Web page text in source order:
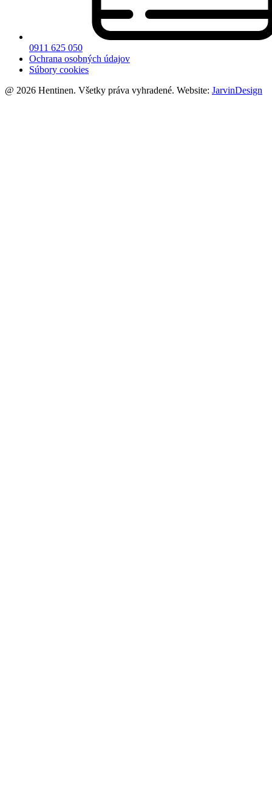
0911 625 050
Ochrana osobných údajov
Súbory cookies
@ 2026 Hentinen. Všetky práva vyhradené. Website: JarvinDesign